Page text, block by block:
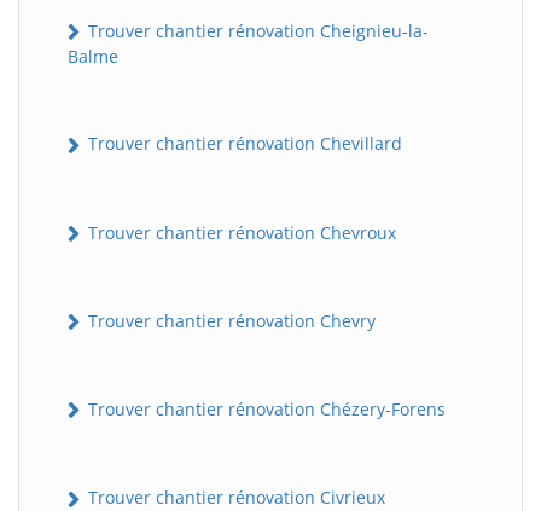
Trouver chantier rénovation Cheignieu-la-
Balme
Trouver chantier rénovation Chevillard
Trouver chantier rénovation Chevroux
Trouver chantier rénovation Chevry
Trouver chantier rénovation Chézery-Forens
Trouver chantier rénovation Civrieux